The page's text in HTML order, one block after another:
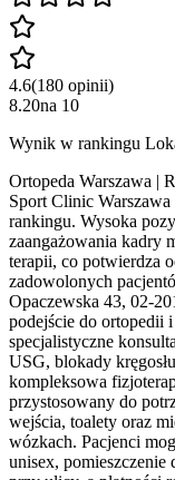
4.6(180 opinii)
8.20na 10
Wynik w rankingu
Ortopeda Warszawa |
Sport Clinic
rankingu. Wysoka
zaangażowania kadry
terapii, co potwierdza
zadowolonych
Opaczewska 43, 02-
podejście do ortopedii
specjalistyczne
USG, blokady
kompleksowa
przystosowany do
wejścia, toalety oraz
wózkach. Pacjenci
unisex, pomieszczenie